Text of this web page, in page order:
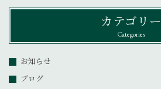
カテゴリー
Categories
お知らせ
ブログ